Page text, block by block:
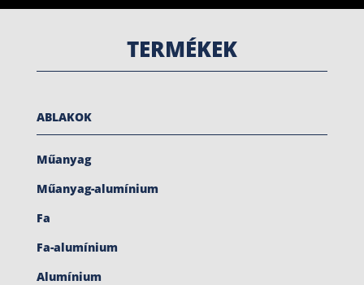
TERMÉKEK
ABLAKOK
Műanyag
Műanyag-alumínium
Fa
Fa-alumínium
Alumínium